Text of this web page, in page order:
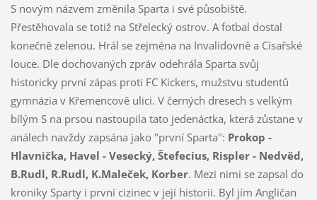
S novým názvem změnila Sparta i své působiště.
Přestěhovala se totiž na Střelecký ostrov. A fotbal dostal
konečně zelenou. Hrál se zejména na Invalidovně a Císařské
louce. Dle dochovaných zpráv odehrála Sparta svůj
historicky první zápas proti FC Kickers, mužstvu studentů
gymnázia v Křemencově ulici. V černých dresech s velkým
bílým S na prsou nastoupila tato jedenáctka, která zůstane v
análech navždy zapsána jako "první Sparta": Prokop -
Hlavnička, Havel - Vesecký, Štefecius, Rispler - Nedvěd,
B.Rudl, R.Rudl, K.Maleček, Korber. Mezi nimi se zapsal do
kroniky Sparty i první cizinec v její historii. Byl jím Angličan